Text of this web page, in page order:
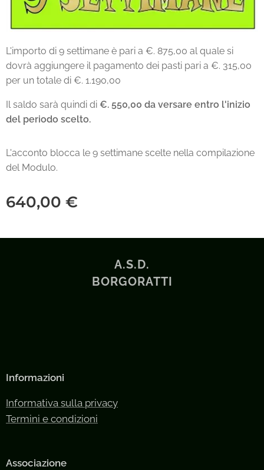
L'importo di 9 settimane è pari a €. 875,00 al quale si
dovrà aggiungere il pagamento dei pasti pari a €. 315,00
per un totale di €. 1.190,00
Il saldo sarà quindi di €. 550,00 da versare entro l'inizio
del periodo scelto.
L'acconto blocca le 9 settimane scelte nella compilazione
del Modulo.
640,00 €
A.S.D.
BORGORATTI
Informazioni
Informativa sulla privacy
Termini e condizioni
Associazione